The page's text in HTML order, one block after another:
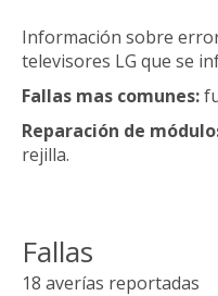
Información sobre
televisores LG que se
Fallas mas comunes:
Reparación de
rejilla.
Fallas
18 averías reportadas